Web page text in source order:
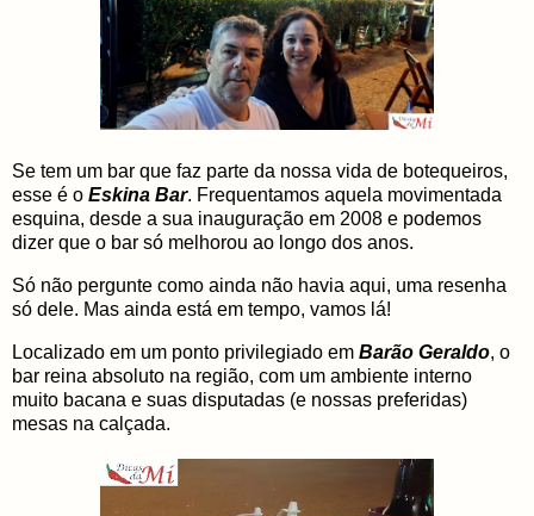
Se tem um bar que faz parte da nossa vida de botequeiros,
esse é o Eskina Bar. Frequentamos aquela movimentada
esquina, desde a sua inauguração em 2008 e podemos
dizer que o bar só melhorou ao longo dos anos.
Só não pergunte como ainda não havia aqui, uma resenha
só dele. Mas ainda está em tempo, vamos lá!
Localizado em um ponto privilegiado em Barão Geraldo, o
bar reina absoluto na região, com um ambiente interno
muito bacana e suas disputadas (e nossas preferidas)
mesas na calçada.